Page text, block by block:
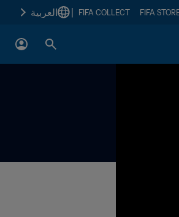
FIFA
FIFA COLLECT العربية